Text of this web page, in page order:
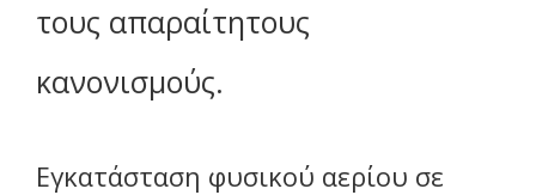
τους απαραίτητους
κανονισμούς.
Εγκατάσταση φυσικού αερίου σε